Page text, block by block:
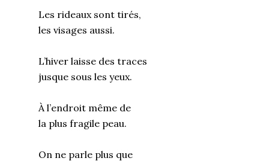
Les rideaux sont tirés,
les visages aussi.
L’hiver laisse des traces
jusque sous les yeux.
À l’endroit même de
la plus fragile peau.
On ne parle plus que